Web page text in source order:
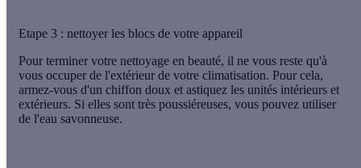
Etape 3 : nettoyer les blocs de votre appareil
Pour terminer votre nettoyage en beauté, il ne vous reste qu'à
vous occuper de l'extérieur de votre climatisation. Pour cela,
armez-vous d'un chiffon doux et astiquez les unités intérieurs et
extérieurs. Si elles sont très poussiéreuses, vous pouvez utiliser
de l'eau savonneuse.